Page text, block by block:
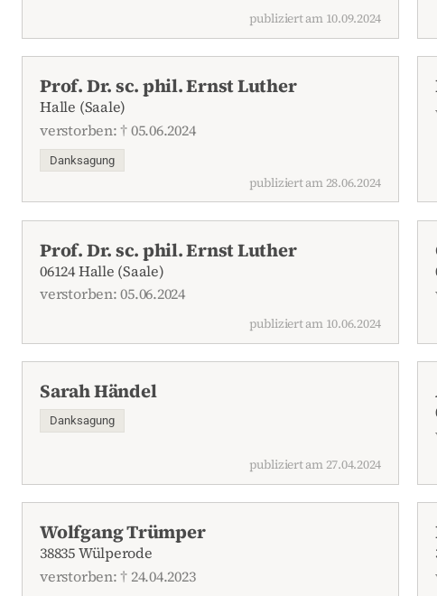
publiziert am 10.09.2024
Prof. Dr. sc. phil. Ernst Luther
Halle (Saale)
verstorben: † 05.06.2024
Danksagung
publiziert am 28.06.2024
Prof. Dr. sc. phil. Ernst Luther
06124 Halle (Saale)
verstorben: 05.06.2024
publiziert am 10.06.2024
Sarah Händel
Danksagung
publiziert am 27.04.2024
Wolfgang Trümper
38835 Wülperode
verstorben: † 24.04.2023